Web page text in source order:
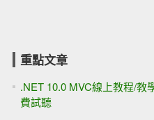
重點文章
.NET 10.0 MVC線上教程/教
費試聽